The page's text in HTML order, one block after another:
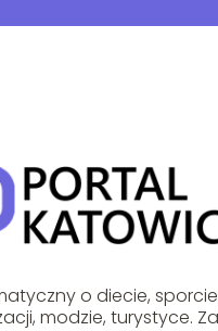
o diecie,
modzie, turystyce.